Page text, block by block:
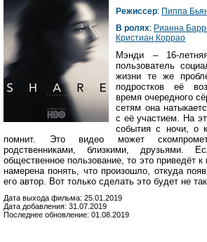
Режиссер: Пиппа
В ролях: Рианна
Кристиан Коррао
Мэнди – 16-
пользователь
жизни те же
подростков её
время очередного
сетям она
с её участием. На
события с ночи, о
помнит. Это видео может
родственниками, близкими, друзьями.
общественное пользование, то это приведёт
намерена понять, что произошло, откуда
его автор. Вот только сделать это будет не так
Дата выхода фильма: 25.01.2019
Дата добавления: 31.07.2019
Последнее обновление: 01.08.2019